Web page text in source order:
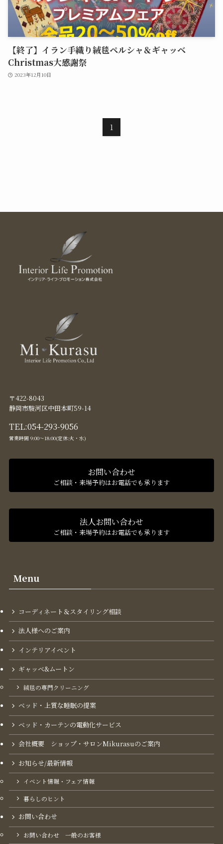
【終了】イラン手織り絨毯ペルシャ＆ギャッベ
Christmas大感謝祭
2023年12月10日
1
〒422-8043
静岡市駿河区中田本町59-14
TEL:054-293-9056
営業時間 9:00〜18:00(定休:火・水)
お問い合わせ
ご相談・来場予約はお電話でも承ります
法人お問い合わせ
ご相談・来場予約はお電話でも承ります
Menu
コーディネート＆スタイリング​相談
法人様へのご案内
インテリアイベント
ギャッベ&ムートン
絨毯の専門クリーニング
ベッド・上質な睡眠の提案
ベッド・カーテンの電動化サービス
会社概要 ショップ・サロンMikurasuのご案内​
お知らせ/最新情報
イベント情報・フェア情報
暮らしのヒント
お問い合わせ
お問い合わせ 一般のお客様